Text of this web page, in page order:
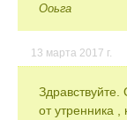
Ооьга
13 марта 2017 г.
от утренника